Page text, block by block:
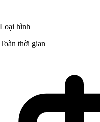
Loại hình
Toàn thời gian